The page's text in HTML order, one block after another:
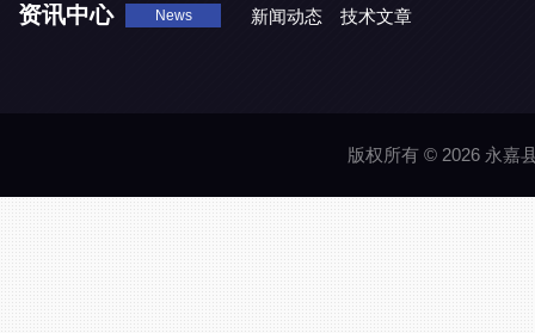
资讯中心 News 新闻动态 技术文章
版权所有 © 2026 永嘉